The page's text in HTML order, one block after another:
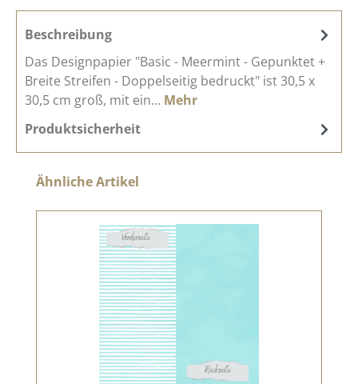
Beschreibung
Das Designpapier "Basic - Meermint - Gepunktet +
Breite Streifen - Doppelseitig bedruckt" ist 30,5 x
30,5 cm groß, mit ein… Mehr
Produktsicherheit
Produktgalerie überspringen
Ähnliche Artikel